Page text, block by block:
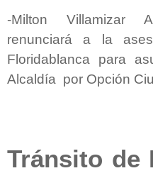
-Milton Villamizar
renunciará a la
Floridablanca para
Alcaldía por Opción
Tránsito de